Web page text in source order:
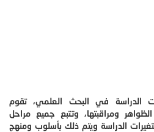
الدراسة في البحث العلمي، تقوم
ومراقبتها، وتتبع جميع مراحل
الدراسة ويتم ذلك بأسلوب ومنهج